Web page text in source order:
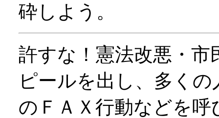
砕しよう。
許すな！憲法改悪・
ピールを出し、多く
のＦＡＸ行動などを